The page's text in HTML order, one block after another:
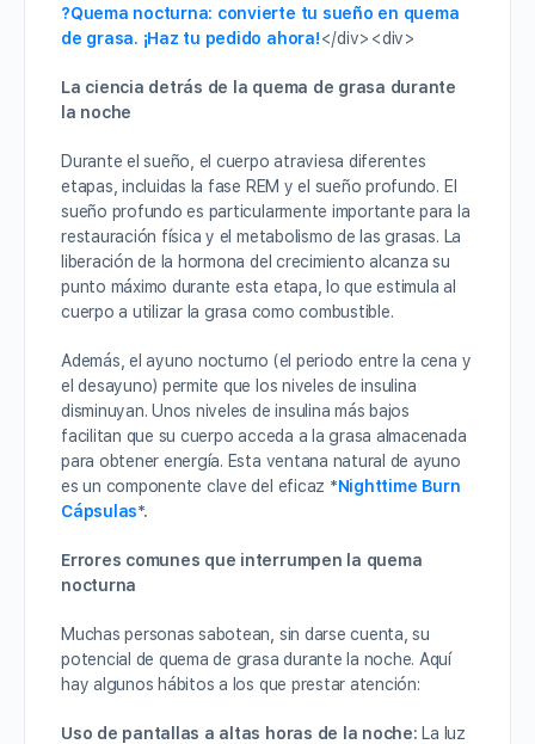
?Quema nocturna: convierte tu sueño en quema
de grasa. ¡Haz tu pedido ahora!</div><div>
La ciencia detrás de la quema de grasa durante
la noche
Durante el sueño, el cuerpo atraviesa diferentes
etapas, incluidas la fase REM y el sueño profundo. El
sueño profundo es particularmente importante para la
restauración física y el metabolismo de las grasas. La
liberación de la hormona del crecimiento alcanza su
punto máximo durante esta etapa, lo que estimula al
cuerpo a utilizar la grasa como combustible.
Además, el ayuno nocturno (el periodo entre la cena y
el desayuno) permite que los niveles de insulina
disminuyan. Unos niveles de insulina más bajos
facilitan que su cuerpo acceda a la grasa almacenada
para obtener energía. Esta ventana natural de ayuno
es un componente clave del eficaz *Nighttime Burn
Cápsulas*.
Errores comunes que interrumpen la quema
nocturna
Muchas personas sabotean, sin darse cuenta, su
potencial de quema de grasa durante la noche. Aquí
hay algunos hábitos a los que prestar atención:
Uso de pantallas a altas horas de la noche: La luz